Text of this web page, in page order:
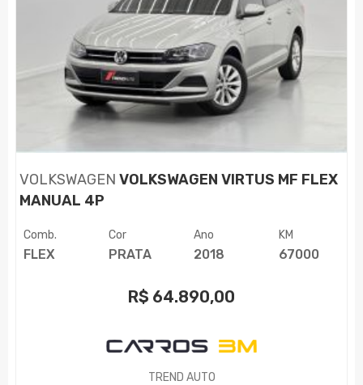
VOLKSWAGEN VOLKSWAGEN VIRTUS MF FLEX
MANUAL 4P
Comb.
FLEX
Cor
PRATA
Ano
2018
KM
67000
R$ 64.890,00
TREND AUTO